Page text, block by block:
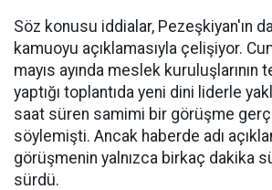
Söz konusu iddialar, Pezeşkiyan'ın
kamuoyu açıklamasıyla çelişiyor.
mayıs ayında meslek
yaptığı toplantıda yeni dini liderle
saat süren samimi bir görüşme
söylemişti. Ancak haberde adı
görüşmenin yalnızca birkaç dakika
sürdü.